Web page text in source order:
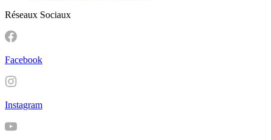
Réseaux Sociaux
Facebook
Instagram